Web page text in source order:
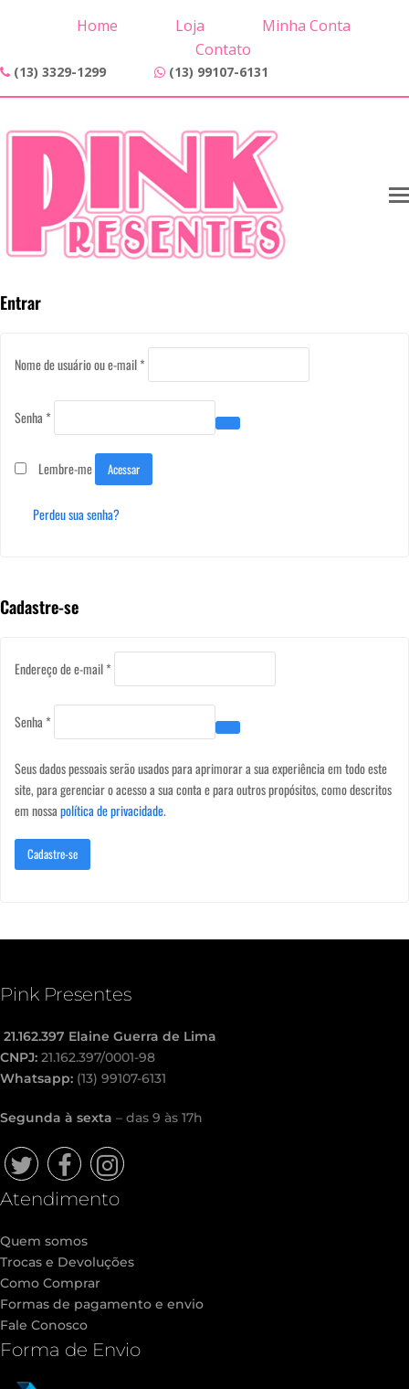
Home Loja
Minha Conta
Contato
(13) 3329-1299 (13) 99107-6131
Entrar
Nome de usuário ou e-mail*
Senha*
Lembre-me Acessar
Perdeu sua senha?
Cadastre-se
Endereço de e-mail*
Senha*
Seus dados pessoais serão usados para aprimorar a sua experiência em todo este
site, para gerenciar o acesso a sua conta e para outros propósitos, como descritos
em nossapolítica de privacidade.
Cadastre-se
Pink Presentes
21.162.397 Elaine Guerra de Lima
CNPJ: 21.162.397/0001-98
Whatsapp: (13) 99107-6131
Segunda à sexta – das 9 às 17h
TwitterFacebookInstagram
Atendimento
Quem somos
Trocas e Devoluções
Como Comprar
Formas de pagamento e envio
Fale Conosco
Forma de Envio